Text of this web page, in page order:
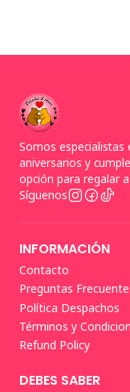
Somos especialistas
aniversarios y
opción para regalar
Síguenos
INFORMACIÓN
Contacto
Preguntas
Política Despachos
Términos y
Refund Policy
DEBES SABER